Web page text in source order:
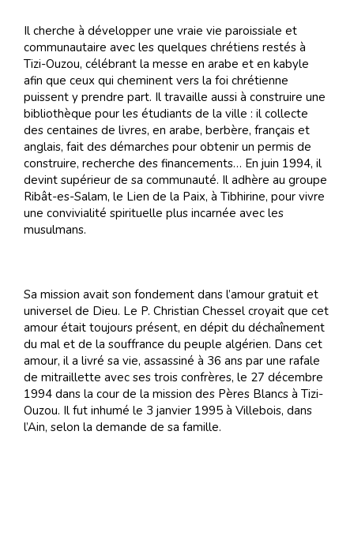
Il cherche à développer une vraie vie paroissiale et
communautaire avec les quelques chrétiens restés à
Tizi-Ouzou, célébrant la messe en arabe et en kabyle
afin que ceux qui cheminent vers la foi chrétienne
puissent y prendre part. Il travaille aussi à construire une
bibliothèque pour les étudiants de la ville : il collecte
des centaines de livres, en arabe, berbère, français et
anglais, fait des démarches pour obtenir un permis de
construire, recherche des financements… En juin 1994, il
devint supérieur de sa communauté. Il adhère au groupe
Ribât-es-Salam, le Lien de la Paix, à Tibhirine, pour vivre
une convivialité spirituelle plus incarnée avec les
musulmans.
Sa mission avait son fondement dans l’amour gratuit et
universel de Dieu. Le P. Christian Chessel croyait que cet
amour était toujours présent, en dépit du déchaînement
du mal et de la souffrance du peuple algérien. Dans cet
amour, il a livré sa vie, assassiné à 36 ans par une rafale
de mitraillette avec ses trois confrères, le 27 décembre
1994 dans la cour de la mission des Pères Blancs à Tizi-
Ouzou. Il fut inhumé le 3 janvier 1995 à Villebois, dans
l’Ain, selon la demande de sa famille.